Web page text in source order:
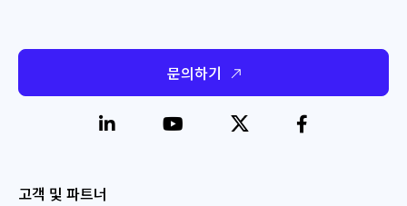
문의하기
고객 및 파트너